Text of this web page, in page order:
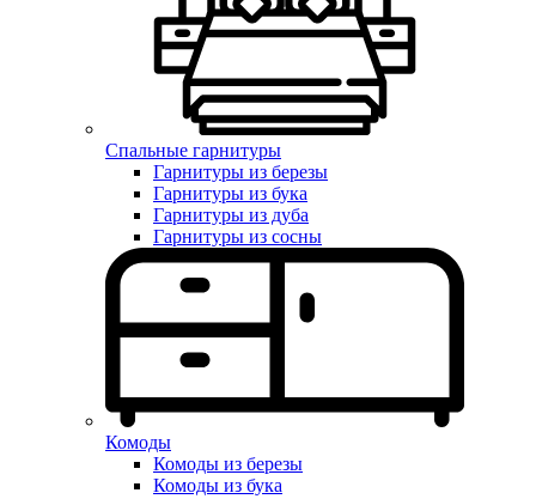
Спальные гарнитуры
Гарнитуры из березы
Гарнитуры из бука
Гарнитуры из дуба
Гарнитуры из сосны
Комоды
Комоды из березы
Комоды из бука